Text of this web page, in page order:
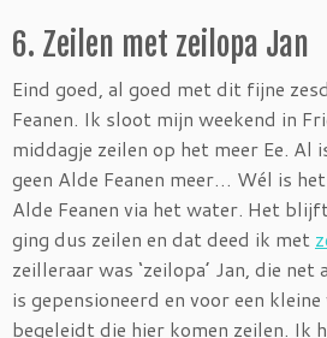
6. Zeilen met zeilopa Jan
Eind goed, al goed met dit fijne
Feanen. Ik sloot mijn weekend in
middagje zeilen op het meer Ee. Al
geen Alde Feanen meer… Wél is
Alde Feanen via het water. Het
ging dus zeilen en dat deed ik met
zeilleraar was ‘zeilopa’ Jan, die net
is gepensioneerd en voor een
begeleidt die hier komen zeilen. Ik